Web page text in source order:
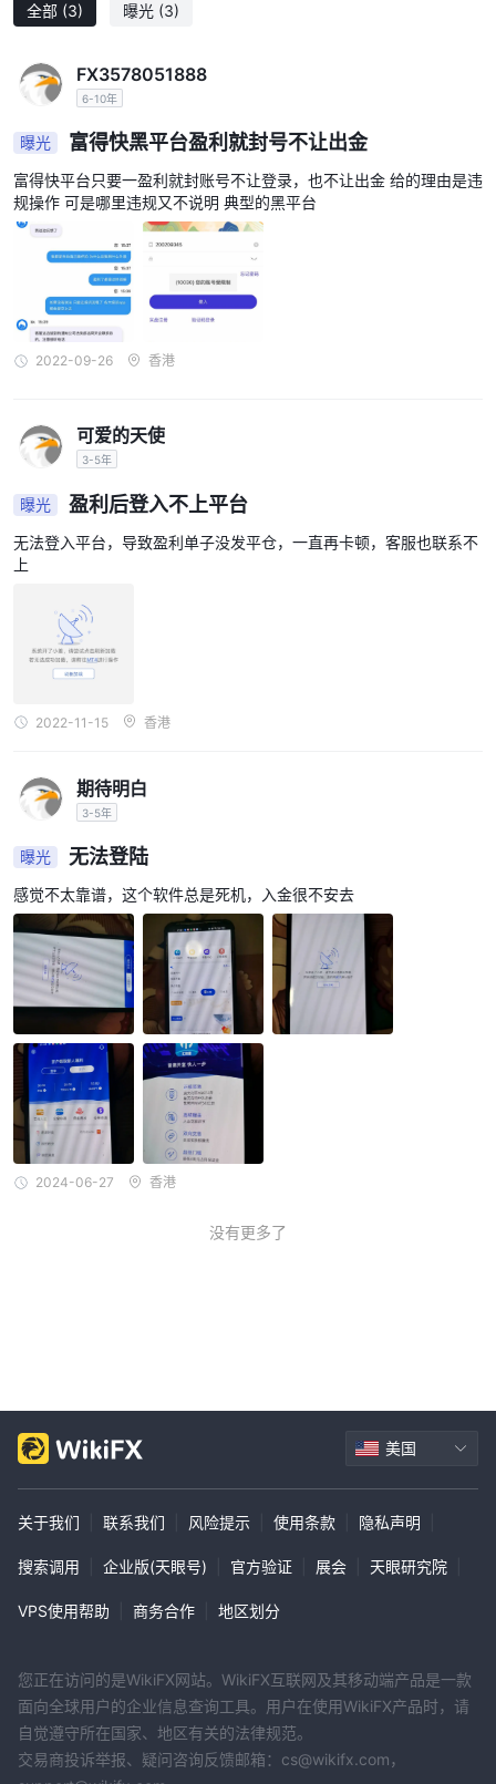
交易账户可在 富得快
富得快为其客户提供单一账户类型，最低存款额为 200 美元，固定
佣金为 5 美元，点差从 0.2 点开始。虽然这限制了客户的选项选
易获得。此外，固定佣金和有竞争力的点差对于希望保持低交易成本
的客户来说是一个优势。但是，有特殊需求或希望自定义帐户的客户
将没有其他选择。
提供的操作平台 富得快
平台维度对于任何经纪商来说都是最重要的维度之一，因为它是交易
者在金融市场上进行交易的主要工具。如果是 富得快，它提供了两
个业内最受欢迎的交易平台：mt4 和 mt5。 mt4 因其易用性和广泛
的技术分析工具而广为人知并被世界各地的交易者使用。 mt5 是该
对于新的 mt4 或 mt5 用户来说可能有一个学习曲线，并且 mt4 在
自动交易和高级图表工具方面可能会受到限制。
富得快最大杠杆
关于提供的最大杠杆 富得快，重要的是要记住，高杠杆会带来更高
那些希望交易大头寸的人来说非常有用。但是，如果市场走势对您不
利，增加风险敞口也会增加重大损失的风险。交易者在进行高杠杆交
易前应了解风险并做好风险管理。一般来说，提供的最大杠杆 富得
具，但它并不适合所有交易者。
富得快提供多种存款和取款选项，包括信用卡/借记卡和电子钱包，
例如 skrill 和 neteller。存款处理迅速，最低存款额低，大多数交易
者都可以使用。但是，可能会收取存款和取款费用，具体取决于所选
希望更灵活地选择取款方式的交易者来说可能不方便。总体而言，存
取款规模在 富得快为交易者提供流行且易于访问的选项。
教育于 富得快
在教育资源维度上， 富得快在其网站上提供教育部分，提供各种免
费教育资源，例如交易指南和文章。虽然与提供网络研讨会、视频和
其他更具互动性的资源的其他经纪商相比，它可能有限，但教育部分
的组织方式清晰且易于浏览，让交易者可以轻松找到他们想要的东
西。然而，对于寻求更详细和具体信息的更高级交易者而言，教育资
源可能不够，并且没有针对寻求更个性化交易教育方法的交易者的定
制培训或指导计划。
斯不受任何监管机构监管，这可能对投资者构成一定风险。尽管它提
供了一个在线交易平台和客户支持，但没有提供关于它为保护投资者
考虑投资该公司时应谨慎。
问题：最低入金是多少 富得快？
答案：最低存款额 富得快是 200 美元。
问题：有哪些交易平台可用 富得快？
回答： 富得快提供 mt4 和 mt5 作为交易平台。
全部 (3) 曝光 (3)
FX3578051888
6-10年
曝光 富得快黑平台盈利就封号不让出金
富得快平台只要一盈利就封账号不让登录，也不让出金 给的理由是违
规操作 可是哪里违规又不说明 典型的黑平台
2022-09-26 香港
可爱的天使
3-5年
曝光 盈利后登入不上平台
无法登入平台，导致盈利单子没发平仓，一直再卡顿，客服也联系不
上
2022-11-15 香港
期待明白
3-5年
曝光 无法登陆
感觉不太靠谱，这个软件总是死机，入金很不安去
2024-06-27 香港
没有更多了
美国
关于我们 联系我们 风险提示 使用条款 隐私声明
搜索调用 企业版(天眼号) 官方验证 展会 天眼研究院
VPS使用帮助 商务合作 地区划分
您正在访问的是WikiFX网站。WikiFX互联网及其移动端产品是一款
面向全球用户的企业信息查询工具。用户在使用WikiFX产品时，请
自觉遵守所在国家、地区有关的法律规范。
交易商投诉举报、疑问咨询反馈邮箱：cs@wikifx.com，